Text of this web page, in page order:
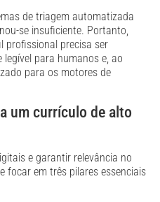
de triagem automatizada
se insuficiente. Portanto,
profissional precisa ser
legível para humanos e, ao
para os motores de
um currículo de alto
e garantir relevância no
focar em três pilares essenciais